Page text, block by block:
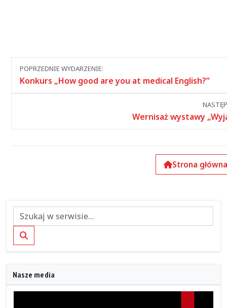
Nawigacja
między
POPRZEDNIE WYDARZENIE:
Konkurs „How good are you at medical English?”
Wernisaż wystawy
Strona główna
Szukaj
Nasze media